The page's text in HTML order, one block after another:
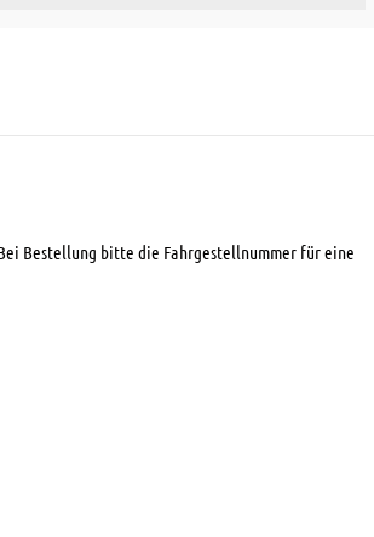
Bestellung bitte die Fahrgestellnummer für eine